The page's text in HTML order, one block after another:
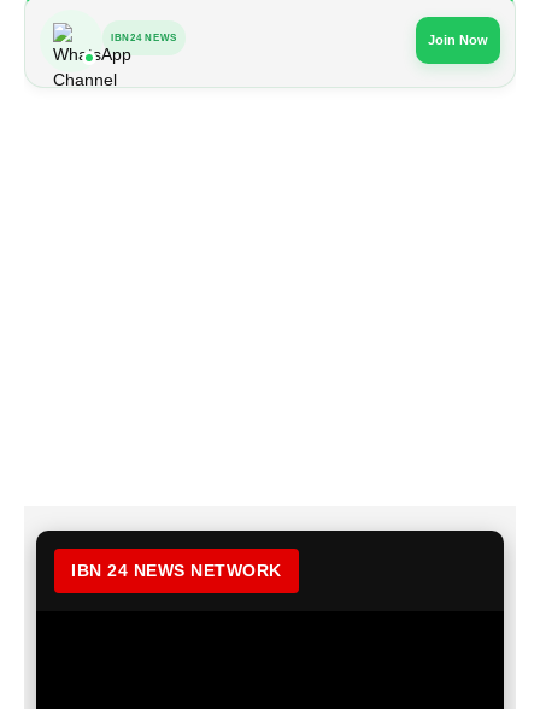
IBN24 NEWS Join Now
IBN 24 NEWS NETWORK